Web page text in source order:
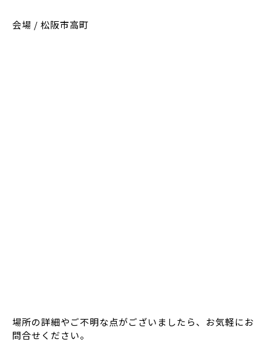
会場 / 松阪市高町
場所の詳細やご不明な点がございましたら、お気軽にお
問合せください。